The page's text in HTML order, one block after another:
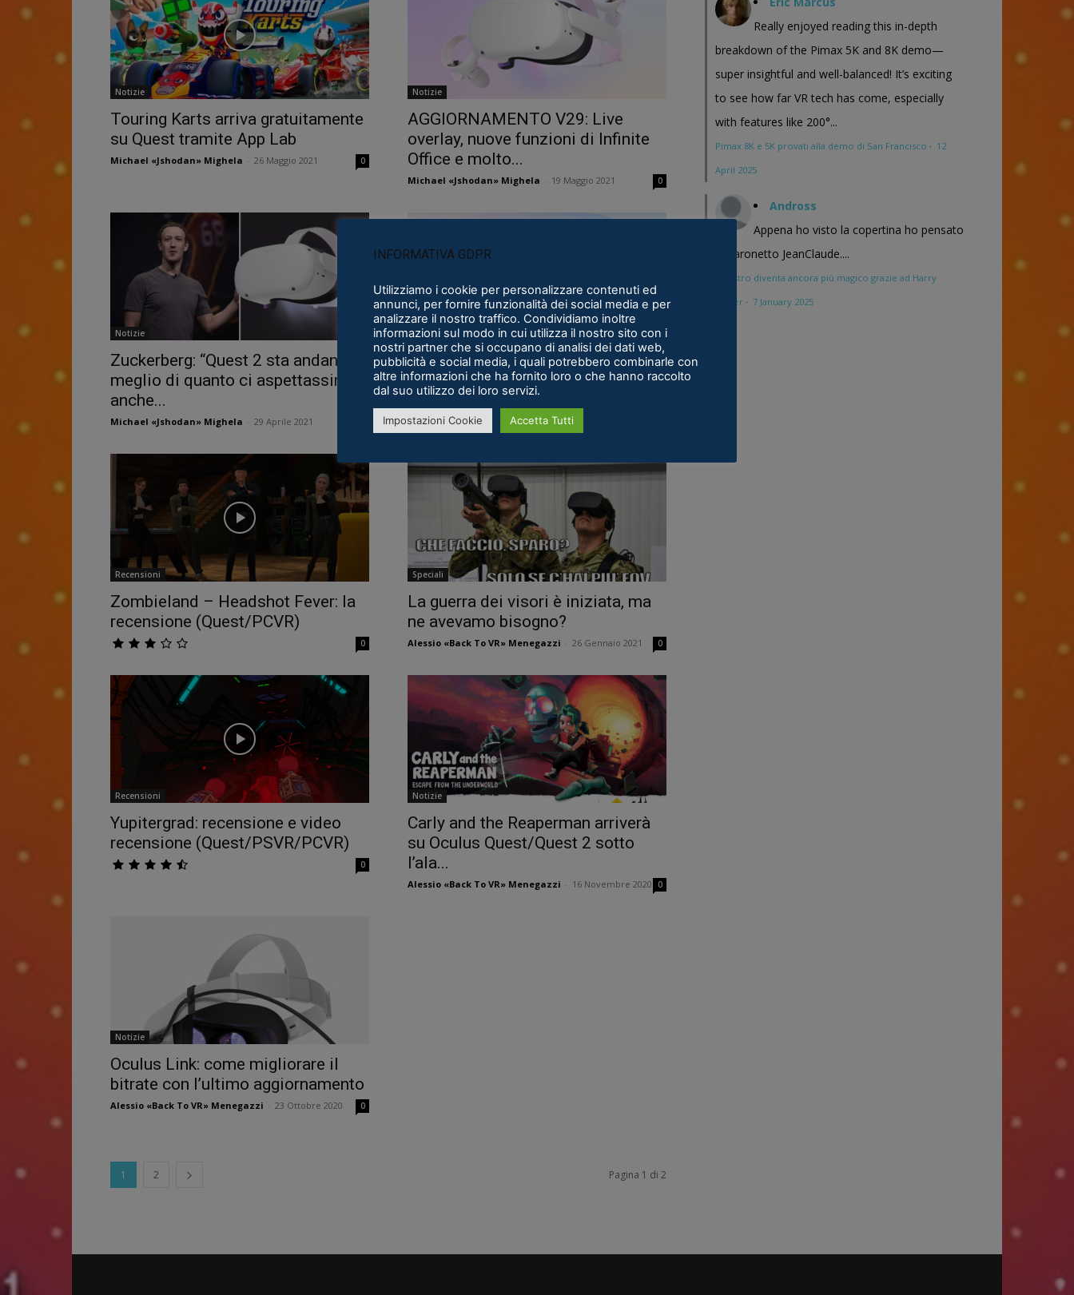
Notizie
Touring Karts arriva gratuitamente
su Quest tramite App Lab
Michael «Jshodan» Mighela 26 Maggio 2021 0
Notizie
AGGIORNAMENTO V29: Live
overlay, nuove funzioni di Infinite
Office e molto...
Michael «Jshodan» Mighela 19 Maggio 2021 0
Notizie
Zuckerberg: “Quest 2 sta andando
meglio di quanto ci aspettassimo,
anche...
Michael «Jshodan» Mighela 29 Aprile 2021
Notizie
OCULUS, DOPO 5 ANNI DI VR I
MOMENTI MIGLIORI, DA RIFT...
Recensioni
Zombieland – Headshot Fever: la
recensione (Quest/PCVR)
0
Speciali
La guerra dei visori è iniziata, ma
ne avevamo bisogno?
Alessio «Back To VR» Menegazzi 26 Gennaio 2021 0
Recensioni
Yupitergrad: recensione e video
recensione (Quest/PSVR/PCVR)
0
Notizie
Carly and the Reaperman arriverà
su Oculus Quest/Quest 2 sotto
l’ala...
Alessio «Back To VR» Menegazzi 16 Novembre 2020 0
Notizie
Oculus Link: come migliorare il
bitrate con l’ultimo aggiornamento
Alessio «Back To VR» Menegazzi 23 Ottobre 2020 0
1 2 Pagina 1 di 2
Really enjoyed reading this in-depth
breakdown of the Pimax 5K and 8K demo—
super insightful and well-balanced! It’s exciting
to see how far VR tech has come, especially
with features like 200°...
Pimax 8K e 5K provati alla demo di San Francisco · 12
April 2025
Andross
Appena ho visto la copertina ho pensato
al baronetto JeanClaude....
Maestro diventa ancora più magico grazie ad Harry
Potter · 7 January 2025
INFORMATIVA GDPR
Utilizziamo i cookie per personalizzare contenuti ed
annunci, per fornire funzionalità dei social media e per
analizzare il nostro traffico. Condividiamo inoltre
informazioni sul modo in cui utilizza il nostro sito con i
nostri partner che si occupano di analisi dei dati web,
pubblicità e social media, i quali potrebbero combinarle con
altre informazioni che ha fornito loro o che hanno raccolto
dal suo utilizzo dei loro servizi.
Impostazioni Cookie Accetta Tutti